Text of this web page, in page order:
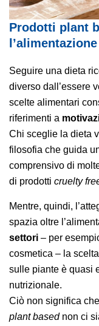
Prodotti plant
Seguire una dieta
diverso dall’essere
scelte alimentari
riferimenti a
Chi sceglie la dieta
filosofia che guida
comprensivo di
di prodotti cruelty
Mentre, quindi,
spazia oltre
settori – per
cosmetica – la
sulle piante è quasi
nutrizionale.
Ciò non significa
plant basednon ci